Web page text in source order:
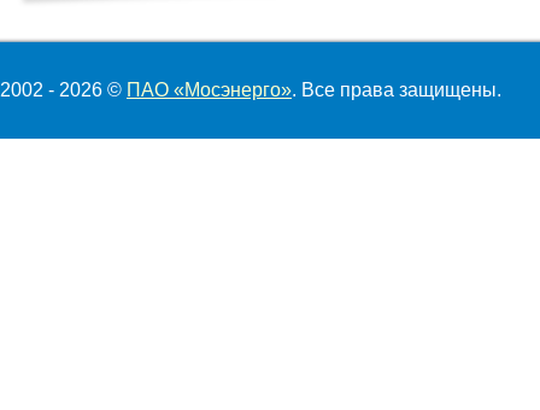
2002 - 2026 © ПАО «Мосэнерго». Все права защищены.